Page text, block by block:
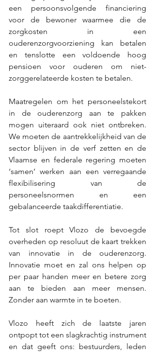
een persoonsvolgende financiering
voor de bewoner waarmee die de
zorgkosten in een
ouderenzorgvoorziening kan betalen
en tenslotte een voldoende hoog
pensioen voor ouderen om niet-
zorggerelateerde kosten te betalen.
Maatregelen om het personeelstekort
in de ouderenzorg aan te pakken
mogen uiteraard ook niet ontbreken.
We moeten de aantrekkelijkheid van de
sector blijven in de verf zetten en de
Vlaamse en federale regering moeten
‘samen’ werken aan een verregaande
flexibilisering van de
personeelsnormen en een
gebalanceerde taakdifferentiatie.
Tot slot roept Vlozo de bevoegde
overheden op resoluut de kaart trekken
van innovatie in de ouderenzorg.
Innovatie moet en zal ons helpen op
per paar handen meer en betere zorg
aan te bieden aan meer mensen.
Zonder aan warmte in te boeten.
Vlozo heeft zich de laatste jaren
ontpopt tot een slagkrachtig instrument
en dat geeft ons: bestuurders, leden